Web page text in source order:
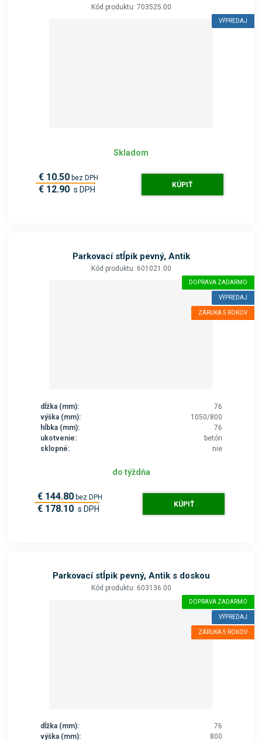
Kód produktu: 703525.00
VÝPREDAJ
Skladom
€ 10.50 bez DPH
€ 12.90 s DPH KÚPIŤ
Parkovací stĺpik pevný, Antik
Kód produktu: 601021.00
DOPRAVA ZADARMO
VÝPREDAJ
ZÁRUKA 5 ROKOV
dĺžka (mm):
76
výška (mm):
1050/800
hĺbka (mm):
76
ukotvenie:
betón
sklopné:
nie
do týždňa
€ 144.80 bez DPH
€ 178.10 s DPH KÚPIŤ
Parkovací stĺpik pevný, Antik s doskou
Kód produktu: 603136.00
DOPRAVA ZADARMO
VÝPREDAJ
ZÁRUKA 5 ROKOV
dĺžka (mm):
76
výška (mm):
800